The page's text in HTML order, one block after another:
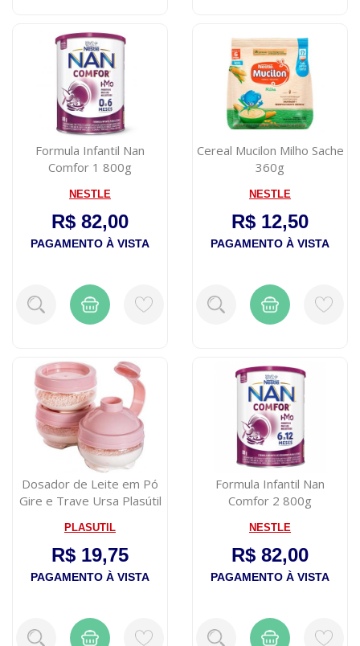
Formula Infantil Nan
Comfor 1 800g
NESTLE
R$ 82,00
PAGAMENTO À VISTA
Cereal Mucilon Milho Sache
360g
NESTLE
R$ 12,50
PAGAMENTO À VISTA
Dosador de Leite em Pó
Gire e Trave Ursa Plasútil
PLASUTIL
R$ 19,75
PAGAMENTO À VISTA
Formula Infantil Nan
Comfor 2 800g
NESTLE
R$ 82,00
PAGAMENTO À VISTA